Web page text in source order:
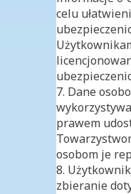
celu
7. Dane
prawem
osobom je
8.
zbieranie